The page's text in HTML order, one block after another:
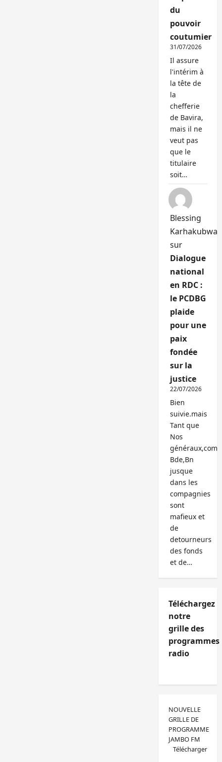
du
pouvoir
coutumier
31/07/2026
Il assure
l'intérim à
la tête de
la
chefferie
de Bavira,
mais il ne
veut pas
que le
titulaire
soit…
Blessing
Karhakubwa
sur
Dialogue
national
en RDC :
le PCDBG
plaide
pour une
paix
fondée
sur la
justice
22/07/2026
Bien
suivie.mais
Tant que
Nos
généraux,com
Bde,Bn
jusque
dans les
compagnies
sont
mafieux et
de
detourneurs
des fonds
et de…
Téléchargez
notre
grille des
programmes
radio
NOUVELLE
GRILLE DE
PROGRAMME
JAMBO FM
Télécharger